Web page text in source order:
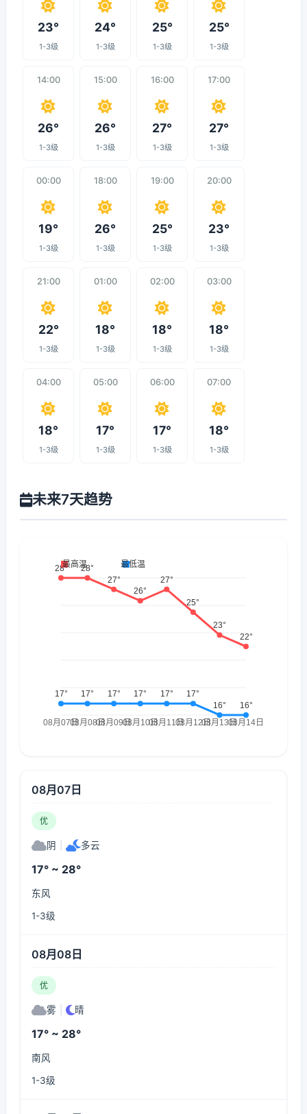
23°
1-3级
24°
1-3级
25°
1-3级
25°
1-3级
14:00
26°
1-3级
15:00
26°
1-3级
16:00
27°
1-3级
17:00
27°
1-3级
00:00
19°
1-3级
18:00
26°
1-3级
19:00
25°
1-3级
20:00
23°
1-3级
21:00
22°
1-3级
01:00
18°
1-3级
02:00
18°
1-3级
03:00
18°
1-3级
04:00
18°
1-3级
05:00
17°
1-3级
06:00
17°
1-3级
07:00
18°
1-3级
未来7天趋势
08月07日
优
阴 多云
17° ~ 28°
东风
1-3级
08月08日
优
雾 晴
17° ~ 28°
南风
1-3级